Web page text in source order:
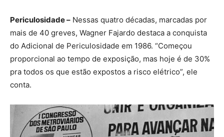
Periculosidade – Nessas quatro décadas, marcadas por
mais de 40 greves, Wagner Fajardo destaca a conquista
do Adicional de Periculosidade em 1986. “Começou
proporcional ao tempo de exposição, mas hoje é de 30%
pra todos os que estão expostos a risco elétrico”, ele
conta.